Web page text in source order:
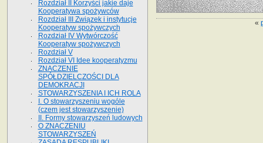
«
Rozdział II Korzyści jakie daje
Kooperatywa spożywców
Rozdział III Związek i instytucje
Kooperatyw spożywczych
Rozdział IV Wytwórczość
Kooperatyw spożywczych
Rozdział V
Rozdział VI Idee kooperatyzmu
ZNACZENIE
SPÓŁDZIELCZOŚCI DLA
DEMOKRACJI
STOWARZYSZENIA I ICH ROLA
I. O stowarzyszeniu wogóle
(czem jest stowarzyszenie)
II. Formy stowarzyszeń ludowych
O ZNACZENIU
STOWARZYSZEŃ